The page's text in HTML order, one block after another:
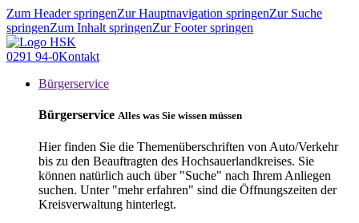
Zum Header springenZur Hauptnavigation springenZur Suche
springenZum Inhalt springenZur Footer springen
0291 94-0Kontakt
Bürgerservice
Bürgerservice Alles was Sie wissen müssen
Hier finden Sie die Themenüberschriften von Auto/Verkehr
bis zu den Beauftragten des Hochsauerlandkreises. Sie
können natürlich auch über "Suche" nach Ihrem Anliegen
suchen. Unter "mehr erfahren" sind die Öffnungszeiten der
Kreisverwaltung hinterlegt.